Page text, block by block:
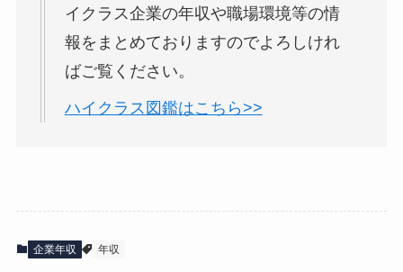
イクラス企業の年収や職場環境等の情
報をまとめておりますのでよろしけれ
ばご覧ください。
ハイクラス図鑑はこちら>>
企業年収 年収